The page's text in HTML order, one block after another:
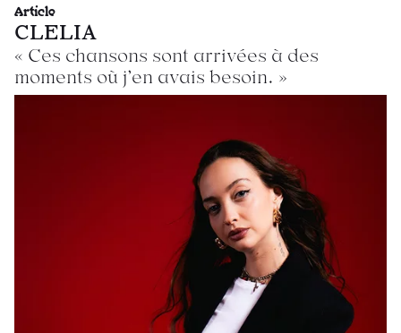
Article
CLELIA
« Ces chansons sont arrivées à des
moments où j’en avais besoin. »